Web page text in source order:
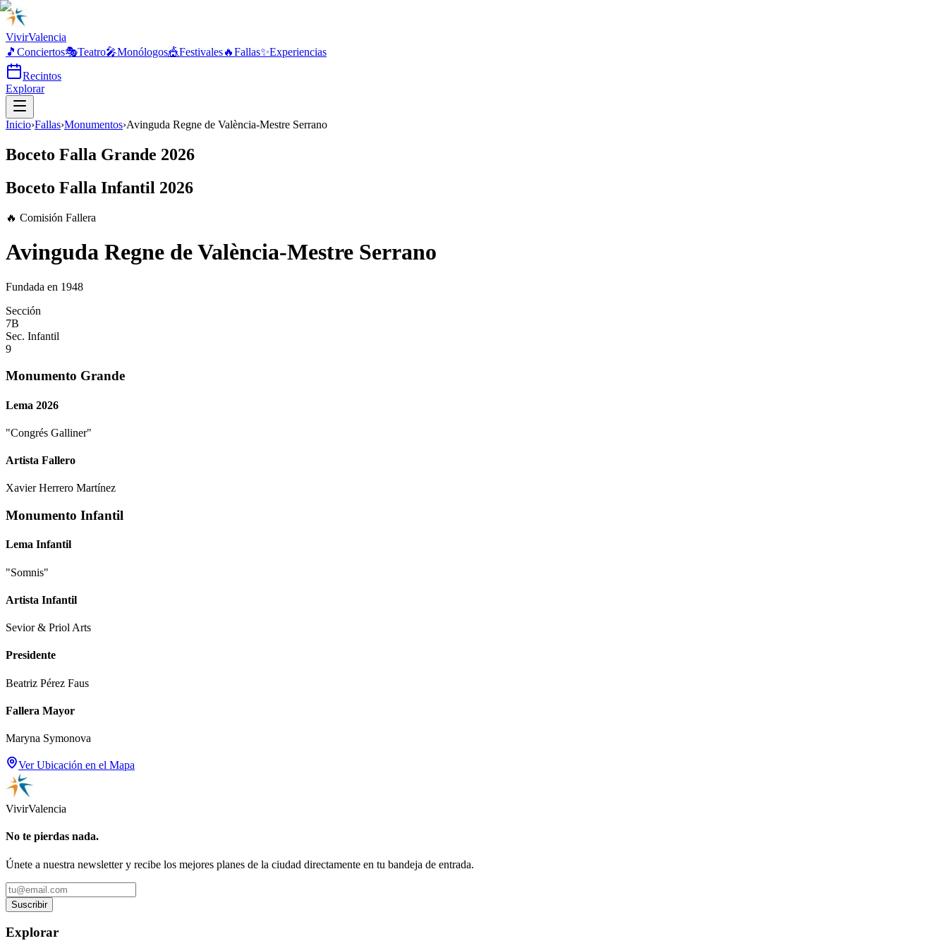
VivirValencia
🎵 Conciertos🎭Teatro🎤Monólogos🎪Festivales🔥Fallas✨Experiencias
Recintos
Explorar
Inicio›Fallas›Monumentos›Avinguda Regne de València-Mestre Serrano
Boceto Falla Grande 2026
Boceto Falla Infantil 2026
🔥 Comisión Fallera
Avinguda Regne de València-Mestre Serrano
Fundada en 1948
Sección
7B
Sec. Infantil
9
Monumento Grande
Lema 2026
"Congrés Galliner"
Artista Fallero
Xavier Herrero Martínez
Monumento Infantil
Lema Infantil
"Somnis"
Artista Infantil
Sevior & Priol Arts
Presidente
Beatriz Pérez Faus
Fallera Mayor
Maryna Symonova
Ver Ubicación en el Mapa
VivirValencia
No te pierdas nada.
Únete a nuestra newsletter y recibe los mejores planes de la ciudad directamente en tu bandeja de entrada.
Suscribir
Explorar